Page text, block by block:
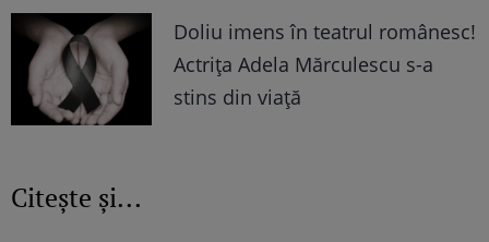
Doliu imens în teatrul românesc!
Actrița Adela Mărculescu s-a
stins din viață
Citește și...